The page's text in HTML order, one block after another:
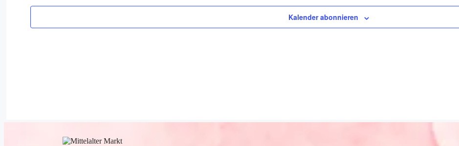
Kalender abonnieren